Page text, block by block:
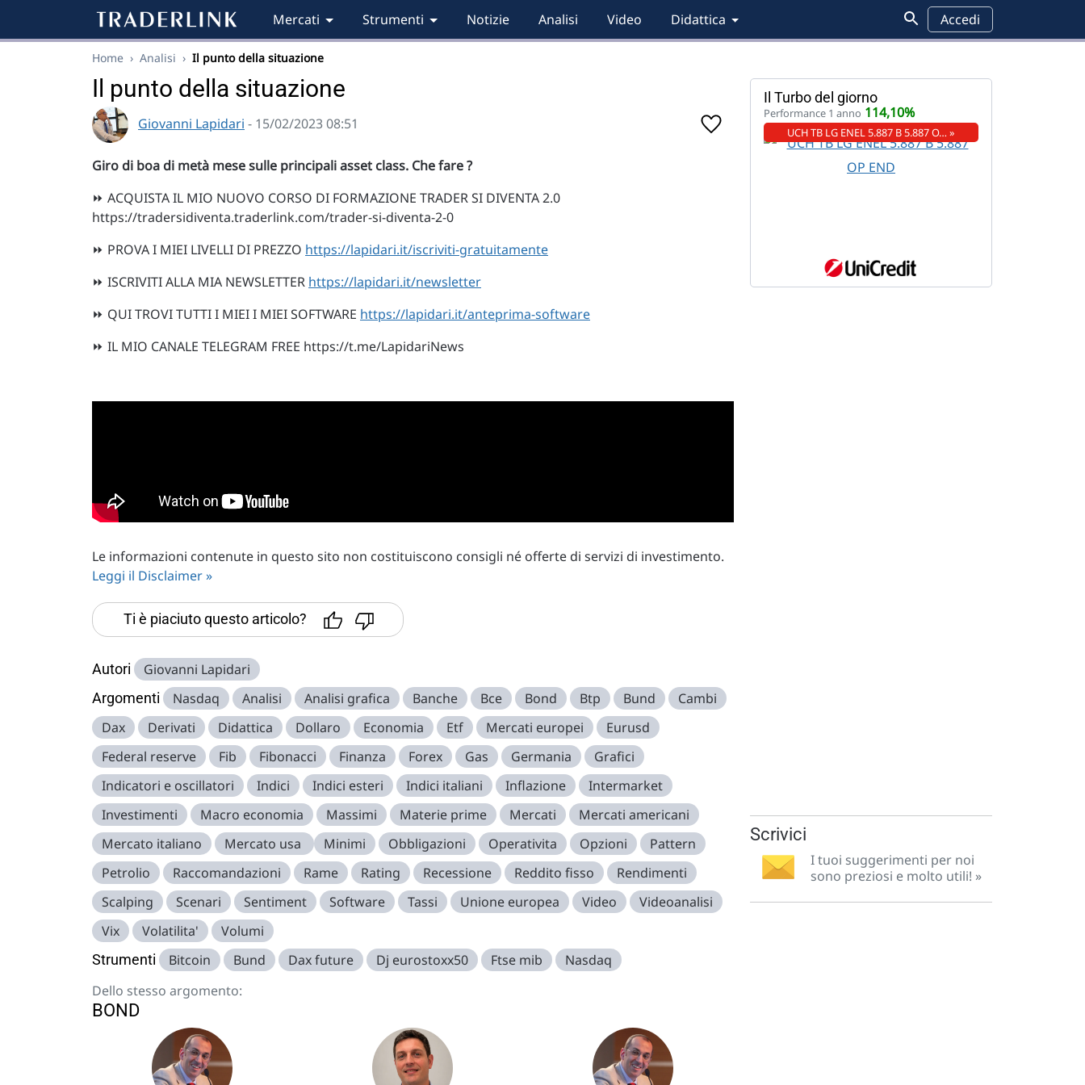
Mercati Strumenti Notizie Analisi Video Didattica Accedi
Home › Analisi › Il punto della situazione
Il punto della situazione
Giovanni Lapidari - 15/02/2023 08:51
Giro di boa di metà mese sulle principali asset class. Che fare ?
⏩ ACQUISTA IL MIO NUOVO CORSO DI FORMAZIONE TRADER SI DIVENTA 2.0
https://tradersidiventa.traderlink.com/trader-si-diventa-2-0
⏩ PROVA I MIEI LIVELLI DI PREZZO https://lapidari.it/iscriviti-gratuitamente
⏩ ISCRIVITI ALLA MIA NEWSLETTER https://lapidari.it/newsletter
⏩ QUI TROVI TUTTI I MIEI I MIEI SOFTWARE https://lapidari.it/anteprima-software
⏩ IL MIO CANALE TELEGRAM FREE https://t.me/LapidariNews
Le informazioni contenute in questo sito non costituiscono consigli né offerte di servizi di investimento.
Leggi il Disclaimer »
Ti è piaciuto questo articolo?
Autori Giovanni Lapidari
Argomenti Nasdaq Analisi Analisi grafica Banche Bce Bond Btp Bund
Cambi
Dax
Derivati Didattica Dollaro Economia Etf Mercati europei
Eurusd
Federal reserve
Fib Fibonacci Finanza Forex Gas Germania
Grafici
Indicatori e oscillatori
Indici Indici esteri Indici italiani Inflazione
Intermarket
Investimenti
Macro economia Massimi Materie prime Mercati
Mercati americani
Mercato italiano
Mercato usa Minimi Obbligazioni Operativita Opzioni
Pattern
Petrolio
Raccomandazioni Rame Rating Recessione Reddito fisso
Rendimenti
Scalping
Scenari Sentiment Software Tassi Unione europea Video
Videoanalisi
Vix
Volatilita' Volumi
Strumenti Bitcoin Bund Dax future Dj eurostoxx50 Ftse mib
Nasdaq
Dello stesso argomento:
BOND
Il Turbo del giorno
Performance 1 anno 114,10%
UCH TB LG ENEL 5.887 B 5.887 O… »
Scrivici
I tuoi suggerimenti per noi
sono preziosi e molto utili! »